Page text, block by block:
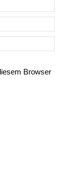
Browser